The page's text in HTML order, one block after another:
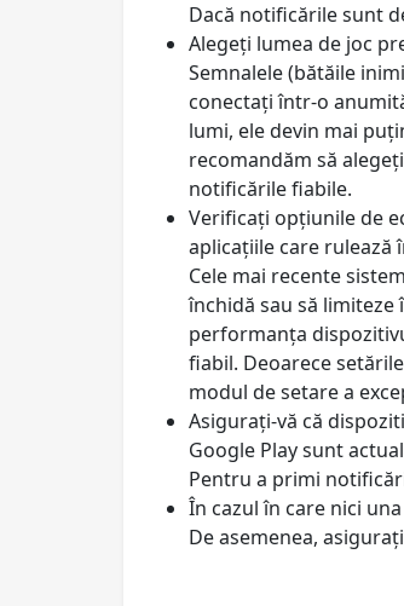
Dacă notificările sunt
Alegeți lumea de joc
Semnalele (bătăile
conectați într-o
lumi, ele devin mai
recomandăm să
notificările fiabile.
Verificați opțiunile de
aplicațiile care rulează
Cele mai recente
închidă sau să
performanța
fiabil. Deoarece
modul de setare a
Asigurați-vă că
Google Play sunt
Pentru a primi
În cazul în care nici
De asemenea,